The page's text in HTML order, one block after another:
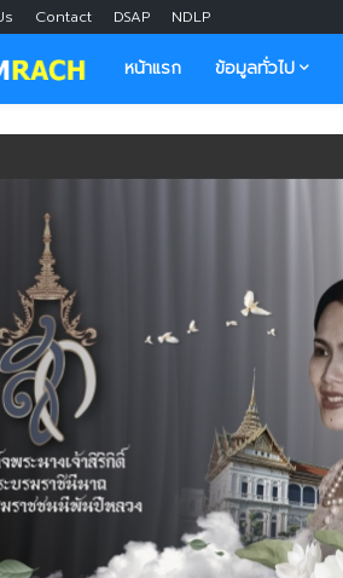
Contact DSAP NDLP
หน้าแรก ข้อมูลทั่วไป